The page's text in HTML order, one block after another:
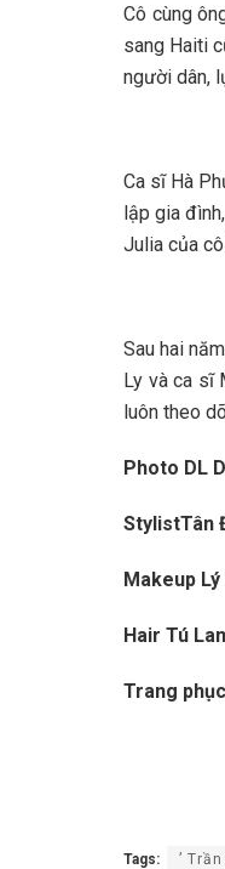
Cô cùng
sang Haiti
người dân,
Ca sĩ Hà
lập gia
Julia của
Sau hai
Ly và ca sĩ
luôn theo
Photo DL
StylistTân
Makeup
Hair Tú
Trang
Tags: ’